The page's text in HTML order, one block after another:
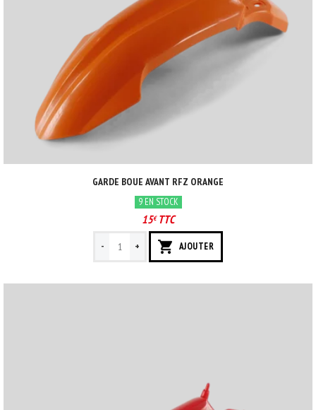
GARDE BOUE AVANT RFZ ORANGE
9 EN STOCK
15€TTC
- + AJOUTER